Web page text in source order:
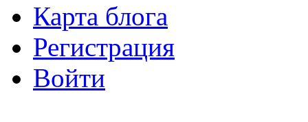
Карта блога
Регистрация
Войти